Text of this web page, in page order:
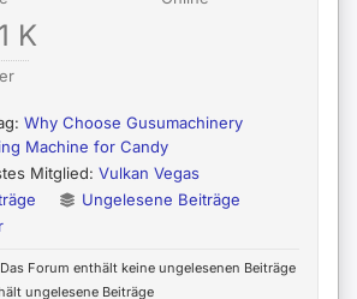
K
Why Choose Gusumachinery
Machine for Candy
Mitglied: Vulkan Vegas
Ungelesene Beiträge
Das Forum enthält keine ungelesenen Beiträge
ungelesene Beiträge